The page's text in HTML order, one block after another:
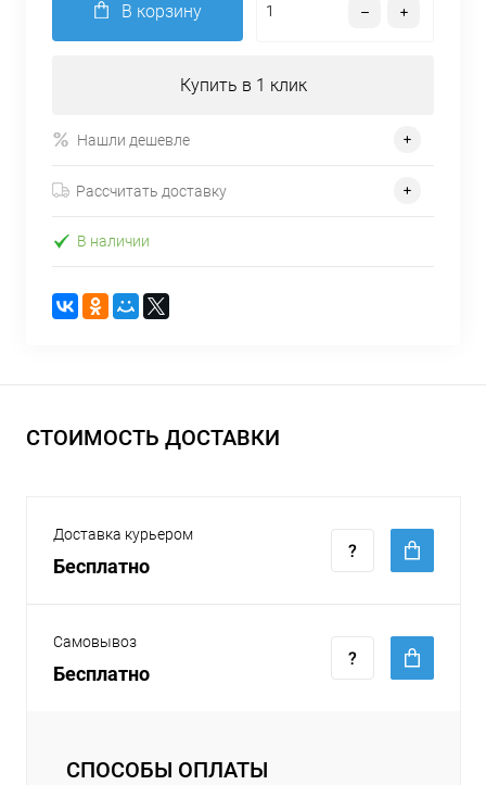
В корзину
Купить в 1 клик
Нашли дешевле
Рассчитать доставку
В наличии
СТОИМОСТЬ ДОСТАВКИ
Доставка курьером
Бесплатно
Самовывоз
Бесплатно
СПОСОБЫ ОПЛАТЫ